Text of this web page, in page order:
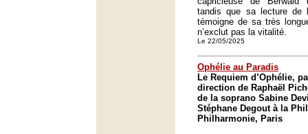
tandis que sa lecture de
témoigne de sa très
n’exclut pas la vitalité.
Le 22/05/2025
Ophélie au Paradis
Le Requiem d’Ophélie,
direction de Raphaël
de la soprano Sabine
Stéphane Degout à la
Philharmonie, Paris